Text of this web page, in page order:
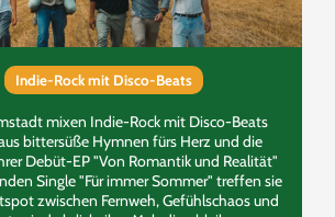
Indie-Rock mit Disco-Beats
mixen Indie-Rock mit Disco-Beats
bittersüße Hymnen fürs Herz und die
Debüt-EP "Von Romantik und Realität"
Single "Für immer Sommer" treffen sie
zwischen Fernweh, Gefühlschaos und